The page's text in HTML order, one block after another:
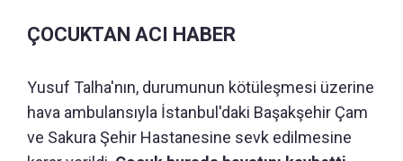
ÇOCUKTAN ACI HABER
Yusuf Talha'nın, durumunun kötüleşmesi üzerine
hava ambulansıyla İstanbul'daki Başakşehir Çam
ve Sakura Şehir Hastanesine sevk edilmesine